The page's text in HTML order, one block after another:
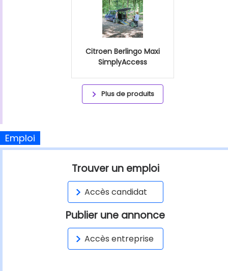
Citroen Berlingo Maxi
SimplyAccess
Plus de produits
Emploi
Trouver un emploi
Accès candidat
Publier une annonce
Accès entreprise